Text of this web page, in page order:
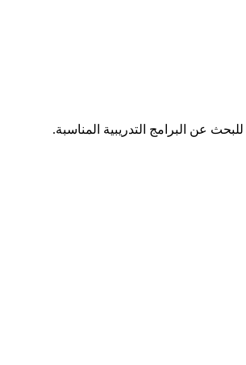
عن البرامج التدريبية المناسبة.